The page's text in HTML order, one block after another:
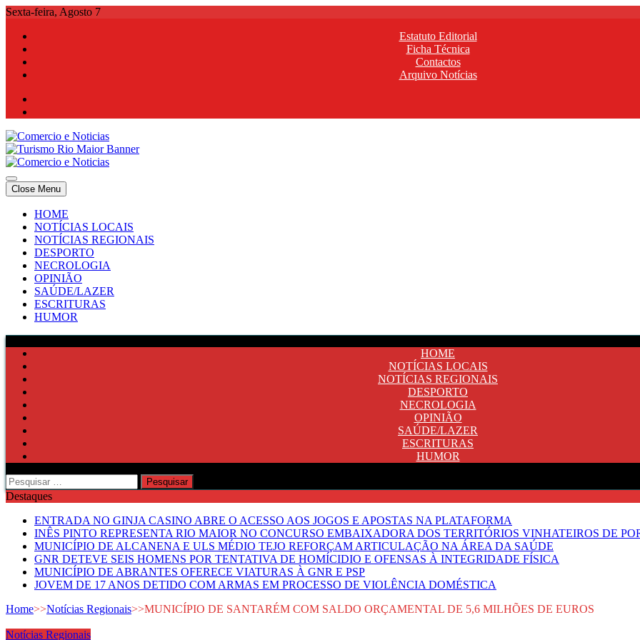
Skip
content
Sexta-feira, Agosto 7
Estatuto Editorial
Ficha Técnica
Contactos
Arquivo Notícias
Comercio e Noticias
Notícias e Publicidade Online
Comercio e Noticias
Notícias e Publicidade Online
Close Menu
HOME
NOTÍCIAS LOCAIS
NOTÍCIAS REGIONAIS
DESPORTO
NECROLOGIA
OPINIÃO
SAÚDE/LAZER
ESCRITURAS
HUMOR
HOME
NOTÍCIAS LOCAIS
NOTÍCIAS REGIONAIS
DESPORTO
NECROLOGIA
OPINIÃO
SAÚDE/LAZER
ESCRITURAS
HUMOR
Pesquisar
por:
Destaques
ENTRADA NO GINJA CASINO ABRE O ACESSO AOS JOGOS E APOSTAS NA PLATAFORMA
INÊS PINTO REPRESENTA RIO MAIOR NO CONCURSO EMBAIXADORA DOS TERRITÓRIOS VINHATEIROS DE
MUNICÍPIO DE ALCANENA E ULS MÉDIO TEJO REFORÇAM ARTICULAÇÃO NA ÁREA DA SAÚDE
GNR DETEVE SEIS HOMENS POR TENTATIVA DE HOMÍCIDIO E OFENSAS À INTEGRIDADE FÍSICA
MUNICÍPIO DE ABRANTES OFERECE VIATURAS À GNR E PSP
JOVEM DE 17 ANOS DETIDO COM ARMAS EM PROCESSO DE VIOLÊNCIA DOMÉSTICA
Home>>Notícias Regionais>>MUNICÍPIO DE SANTARÉM COM SALDO ORÇAMENTAL DE 5,6 MILHÕES DE EUROS
Notícias Regionais